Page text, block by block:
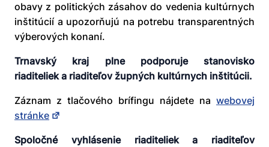
obavy z politických zásahov do vedenia kultúrnych
inštitúcií a upozorňujú na potrebu transparentných
výberových konaní.
Trnavský kraj plne podporuje stanovisko
riaditeliek a riaditeľov župných kultúrnych inštitúcii.
Záznam z tlačového brífingu nájdete na webovej
stránke
Spoločné vyhlásenie riaditeliek a riaditeľov